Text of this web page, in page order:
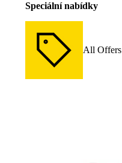
Speciální nabídky
All Offers